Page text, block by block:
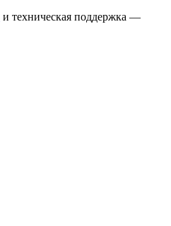
и техническая поддержка —